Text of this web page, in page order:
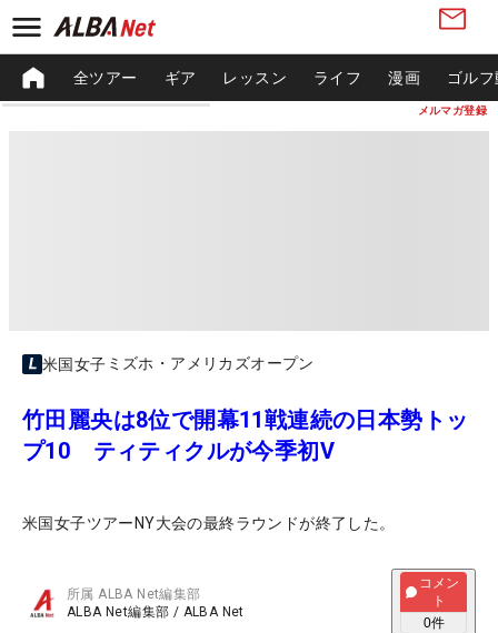
メルマガ登録
全ツアー ギア レッスン ライフ 漫画 ゴル
米国女子 ミズホ・アメリカズオープン
竹田麗央は8位で開幕11戦連続の日本勢トッ
プ10 ティティクルが今季初V
米国女子ツアーNY大会の最終ラウンドが終了した。
所属ALBA Net編集部
ALBA Net編集部 / ALBA Net
コメン
ト
0件